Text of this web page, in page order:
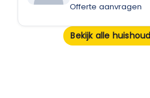
Offerte aanvragen
Bekijk alle